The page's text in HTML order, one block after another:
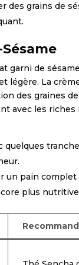
des grains de
garni de
légère. La crème
des graines
avec les
quelques
un pain complet
plus